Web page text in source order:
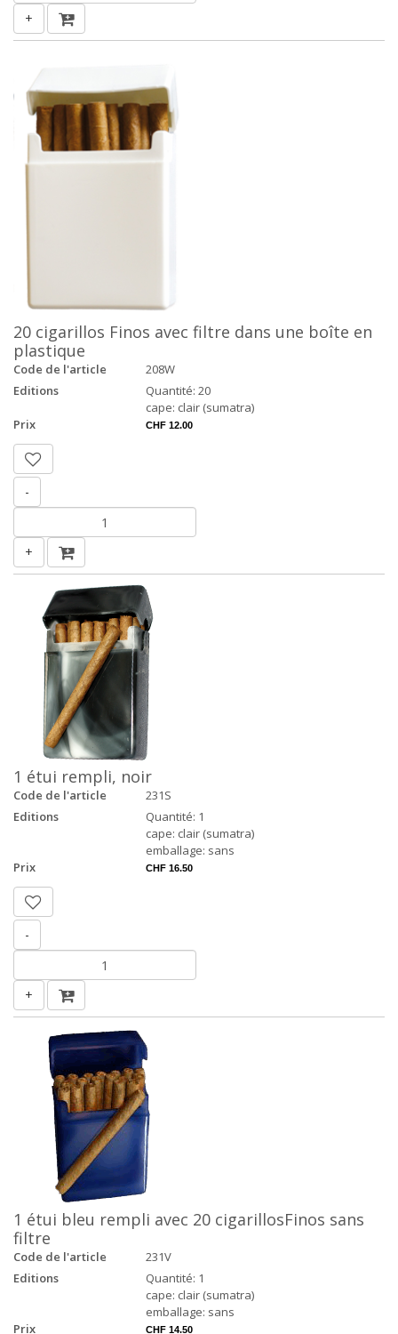
+
20 cigarillos Finos avec filtre dans une boîte en
plastique
Code de l'article
208W
Editions
Quantité: 20
cape: clair (sumatra)
Prix
CHF 12.00
-
+
1 étui rempli, noir
Code de l'article
231S
Editions
Quantité: 1
cape: clair (sumatra)
emballage: sans
Prix
CHF 16.50
-
+
1 étui bleu rempli avec 20 cigarillosFinos sans
filtre
Code de l'article
231V
Editions
Quantité: 1
cape: clair (sumatra)
emballage: sans
Prix
CHF 14.50